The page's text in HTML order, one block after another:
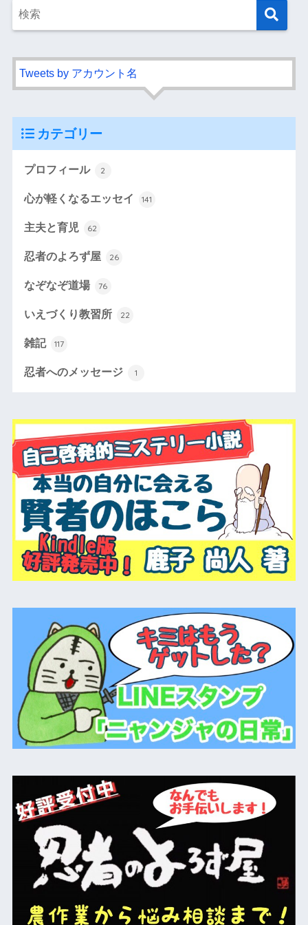
Tweets by アカウント名
カテゴリー
プロフィール 2
心が軽くなるエッセイ 141
主夫と育児 62
忍者のよろず屋 26
なぞなぞ道場 76
いえづくり教習所 22
雑記 117
忍者へのメッセージ 1